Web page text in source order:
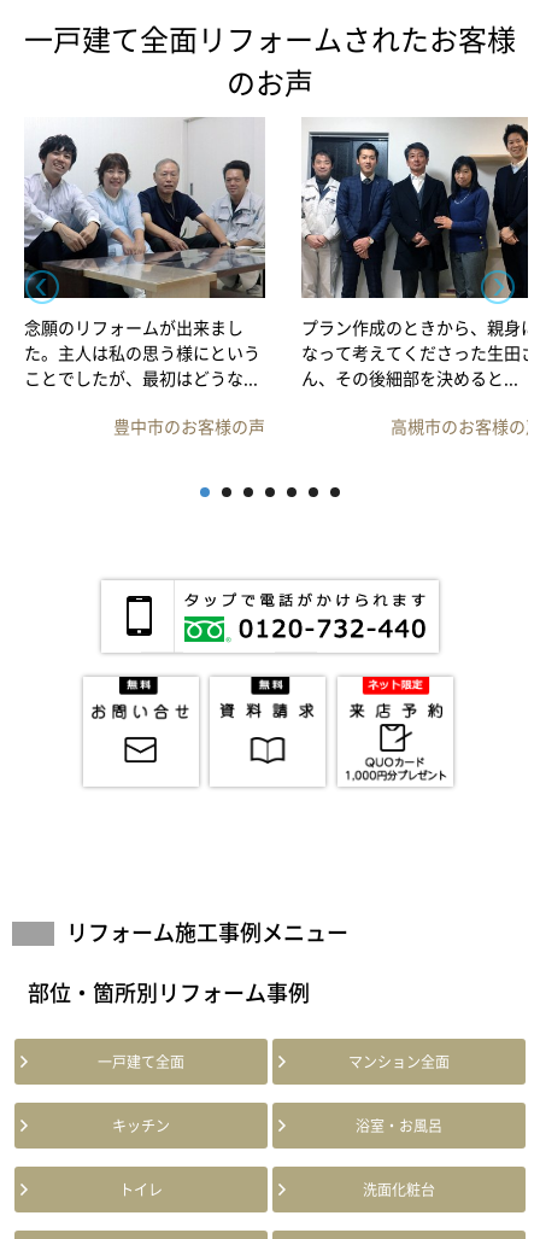
一戸建て全面リフォームされたお客様
のお声
念願のリフォームが出来まし
た。主人は私の思う様にという
ことでしたが、最初はどうな...
豊中市のお客様の声
プラン作成のときから、親身に
なって考えてくださった生田さ
ん、その後細部を決めると...
高槻市のお客様の
リフォーム施工事例メニュー
部位・箇所別リフォーム事例
一戸建て全面 マンション全面
キッチン 浴室・お風呂
トイレ 洗面化粧台